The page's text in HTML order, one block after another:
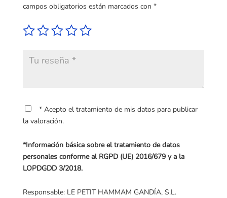
campos obligatorios están marcados con *
* Acepto el tratamiento de mis datos para publicar
la valoración.
*Información básica sobre el tratamiento de datos
personales conforme al RGPD (UE) 2016/679 y a la
LOPDGDD 3/2018.
Responsable: LE PETIT HAMMAM GANDÍA, S.L.